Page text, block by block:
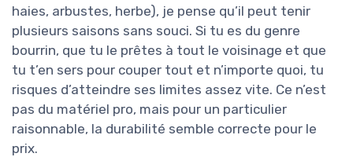
haies, arbustes, herbe), je pense qu’il peut tenir
plusieurs saisons sans souci. Si tu es du genre
bourrin, que tu le prêtes à tout le voisinage et que
tu t’en sers pour couper tout et n’importe quoi, tu
risques d’atteindre ses limites assez vite. Ce n’est
pas du matériel pro, mais pour un particulier
raisonnable, la durabilité semble correcte pour le
prix.